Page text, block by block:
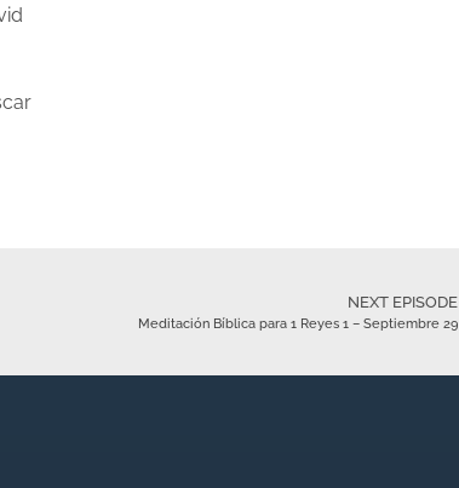
NEXT EPISODE
Meditación Bíblica para 1 Reyes 1 – Septiembre 29